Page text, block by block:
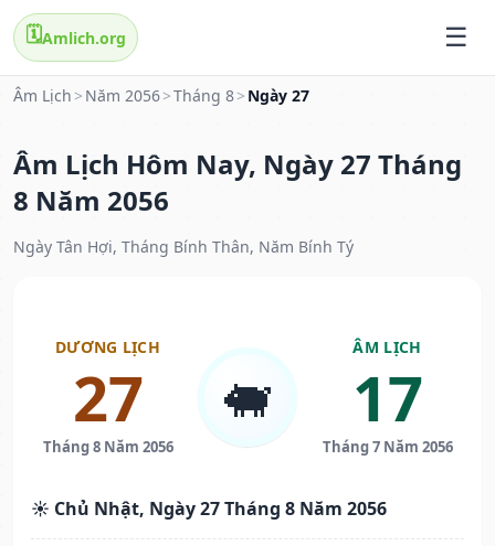
🗓️Amlich.org
Âm Lịch > Năm 2056>Tháng 8> Ngày 27
Âm Lịch Hôm Nay, Ngày 27 Tháng
8 Năm 2056
Ngày Tân Hợi, Tháng Bính Thân, Năm Bính Tý
DƯƠNG LỊCH
27
Tháng 8 Năm 2056
🐖
ÂM LỊCH
17
Tháng 7 Năm 2056
☀️ Chủ Nhật, Ngày 27 Tháng 8 Năm 2056